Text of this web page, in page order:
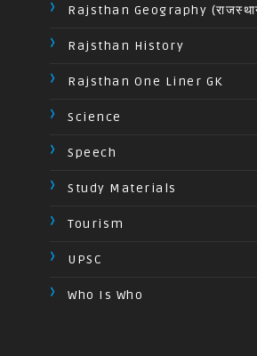
Rajsthan Geography
Rajsthan History
Rajsthan One Liner GK
Science
Speech
Study Materials
Tourism
UPSC
Who Is Who